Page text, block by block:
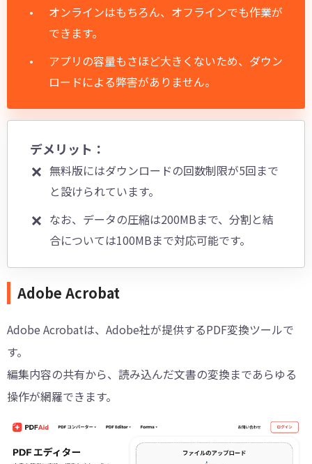
オンラインはもちろん、オフラインでも作業が
できます。
アプリの容量もさほど大きくないため、ダウン
ロードによる弊害がありません。
デメリット：
無料版にはダウンロードの回数制限が5回まで
と設けられています。
なお、データの圧縮は200MBまで、分割と結
合については100MBまで対応可能です。
Adobe Acrobat
Adobe Acrobatは、Adobe社が提供するPDF変換ツールで
す。
編集内容の共有から、読み込んだ文書の変換まであらゆる
操作が網羅できます。